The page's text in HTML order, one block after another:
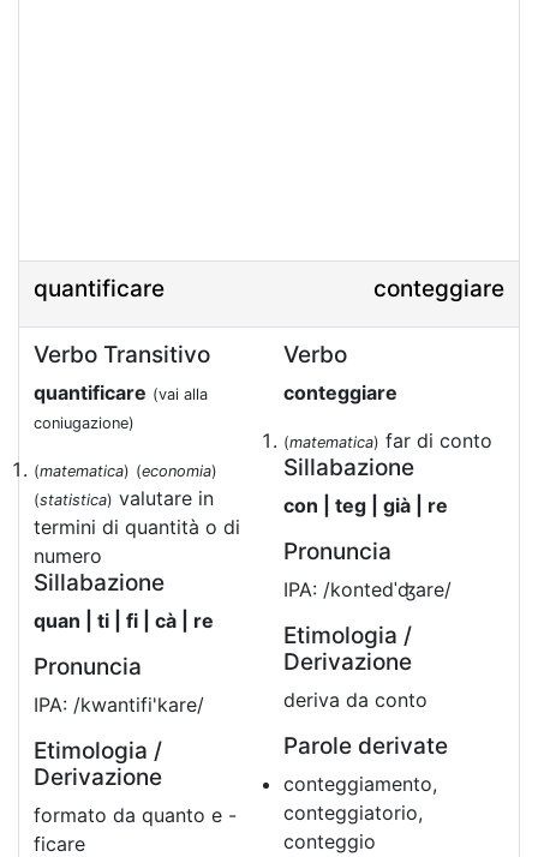
quantificare conteggiare
Verbo Transitivo
quantificare (vai alla
coniugazione)
(matematica) (economia)
(statistica) valutare in
termini di quantità o di
numero
Sillabazione
quan | ti | fi | cà | re
Pronuncia
IPA: /kwantifi'kare/
Etimologia /
Derivazione
formato da quanto e -
ficare
Verbo
conteggiare
(matematica) far di conto
Sillabazione
con | teg | già | re
Pronuncia
IPA: /kontedˈʤare/
Etimologia /
Derivazione
deriva da conto
Parole derivate
conteggiamento,
conteggiatorio,
conteggio